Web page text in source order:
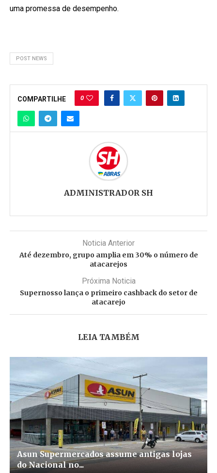
uma promessa de desempenho.
POST NEWS
COMPARTILHE 0
ADMINISTRADOR SH
Noticia Anterior
Até dezembro, grupo amplia em 30% o número de
atacarejos
Próxima Noticia
Supernosso lança o primeiro cashback do setor de
atacarejo
LEIA TAMBÉM
Asun Supermercados assume antigas lojas
do Nacional no...